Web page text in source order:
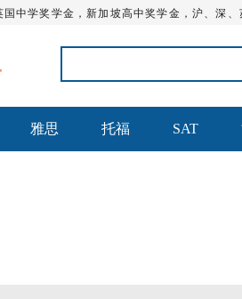
中学奖学金，新加坡高中奖学金，沪、深
雅思 托福 SAT